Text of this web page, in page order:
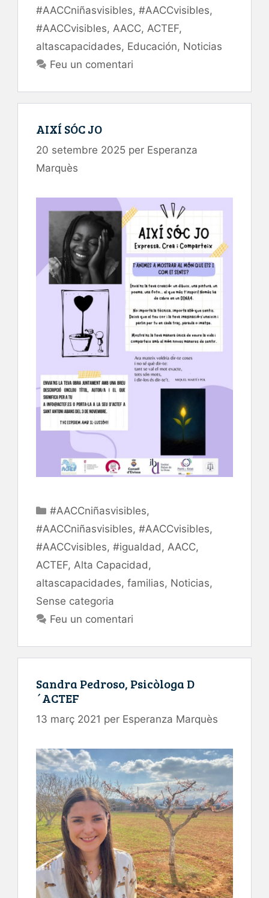
#AACCniñasvisibles, #AACCvisibles,
#AACCvisibles, AACC, ACTEF,
altascapacidades, Educación, Noticias
Feu un comentari
AIXÍ SÓC JO
20 setembre 2025 per Esperanza
Marquès
Categories
#AACCniñasvisibles,
#AACCniñasvisibles, #AACCvisibles,
#AACCvisibles, #igualdad , AACC,
ACTEF, Alta Capacidad ,
altascapacidades, familias, Noticias,
Sense categoria
Feu un comentari
Sandra Pedroso, Psicòloga D
´ACTEF
13 març 2021 per Esperanza Marquès